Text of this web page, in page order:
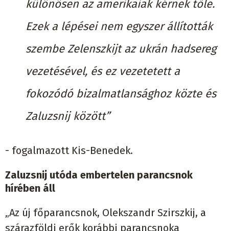
különösen az amerikaiak kérnek tőle.
Ezek a lépései nem egyszer állították
szembe Zelenszkijt az ukrán hadsereg
vezetésével, és ez vezetetett a
fokozódó bizalmatlansághoz közte és
Zaluzsnij között”
- fogalmazott Kis-Benedek.
Zaluzsnij utóda embertelen parancsnok
hírében áll
„Az új főparancsnok, Olekszandr Szirszkij, a
szárazföldi erők korábbi parancsnoka